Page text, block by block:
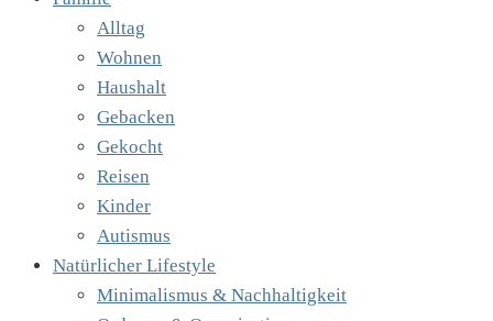
Alltag
Wohnen
Haushalt
Gebacken
Gekocht
Reisen
Kinder
Autismus
Natürlicher Lifestyle
Minimalismus & Nachhaltigkeit